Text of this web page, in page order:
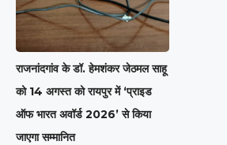
राजनांदगांव के डॉ. हेमशंकर जेठमल साहू
को 14 अगस्त को रायपुर में ‘प्राइड
ऑफ भारत अवॉर्ड 2026’ से किया
जाएगा सम्मानित